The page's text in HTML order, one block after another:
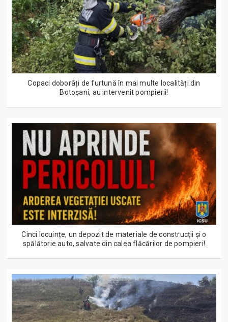
Copaci doborâți de furtună în mai multe localități din
Botoșani, au intervenit pompierii!
Cinci locuințe, un depozit de materiale de construcții și o
spălătorie auto, salvate din calea flăcărilor de pompieri!